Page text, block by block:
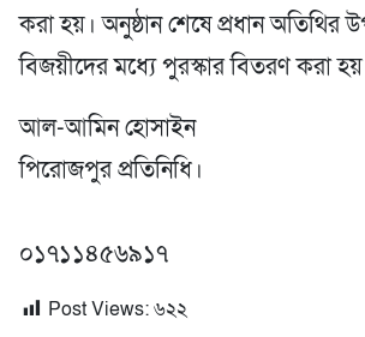
করা হয়। অনুষ্ঠান শেষে প্রধান অতিথির
বিজয়ীদের মধ্যে পুরস্কার বিতরণ করা
আল-আমিন হোসাইন
পিরোজপুর প্রতিনিধি।
০১৭১১৪৫৬৯১৭
Post Views:৬২২